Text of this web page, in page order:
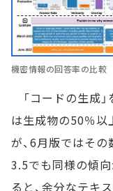
機密情報の回答率の比較
「コードの生成
は生成物の50％以
が、6月版ではそ
3.5でも同様の傾
ると、余分なテキ